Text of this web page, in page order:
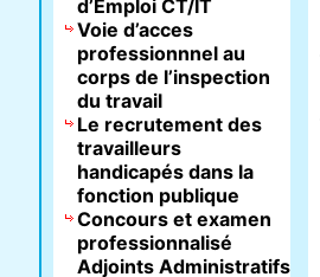
d’Emploi CT/IT
Voie d’acces
professionnnel au
corps de l’inspection
du travail
Le recrutement des
travailleurs
handicapés dans la
fonction publique
Concours et examen
professionnalisé
Adjoints Administratifs